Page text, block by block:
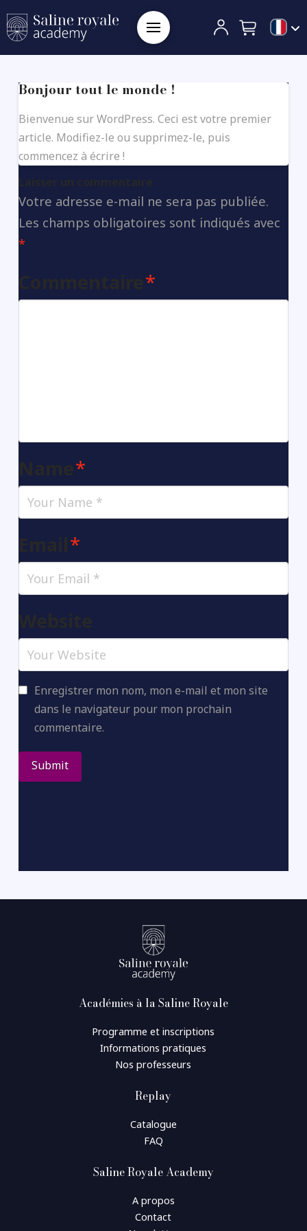
Bonjour tout le monde !
Bienvenue sur WordPress. Ceci est votre premier
article. Modifiez-le ou supprimez-le, puis
commencez à écrire !
Votre adresse e-mail ne sera pas publiée.
Les champs obligatoires sont indiqués avec
*
Commentaire*
Name*
Email*
Enregistrer mon nom, mon e-mail et mon site
dans le navigateur pour mon prochain
commentaire.
Académies à la Saline Royale
Programme et inscriptions
Informations pratiques
Nos professeurs
Replay
Catalogue
FAQ
Saline Royale Academy
A propos
Contact